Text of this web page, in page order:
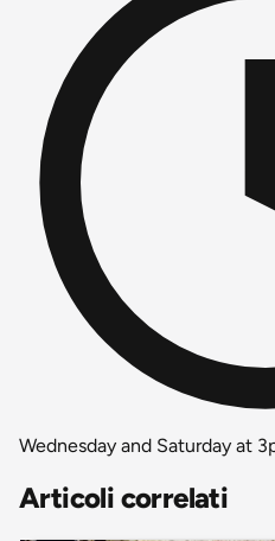
Wednesday and Saturday at
Articoli correlati